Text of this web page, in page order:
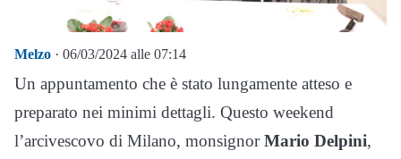
Melzo · 06/03/2024 alle 07:14
Un appuntamento che è stato lungamente atteso e
preparato nei minimi dettagli. Questo weekend
l’arcivescovo di Milano, monsignorMario Delpini,